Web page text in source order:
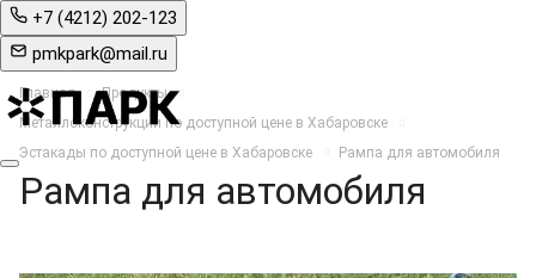
+7 (4212) 202-123
pmkpark@mail.ru
Главная
Продукты
Металлоконструкции по доступной цене в Хабаровске
Эстакады по доступной цене в Хабаровске
Рампа для автомобиля
Рампа для автомобиля